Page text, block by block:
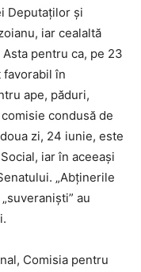
Deputaților și
iar cealaltă
pentru ca, pe 23
în
ape, păduri,
condusă de
zi, 24 iunie, este
iar în aceeași
„Abținerile
au
Comisia pentru